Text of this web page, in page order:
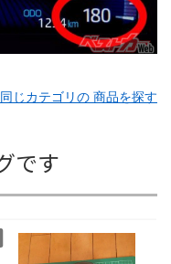
同じカテゴリの 商品を探す
です